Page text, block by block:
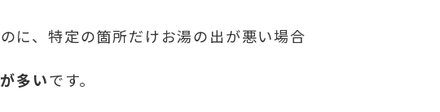
に、特定の箇所だけお湯の出が悪い場合
多いです。